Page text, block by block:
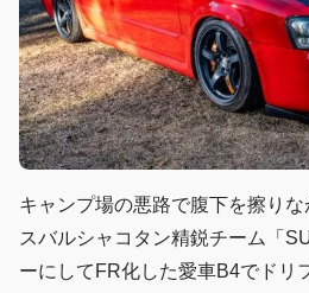
キャンプ場の悪路で腹下を擦りな
スバルシャコタン精鋭チーム「
ーにしてFR化した愛車B4でドリ